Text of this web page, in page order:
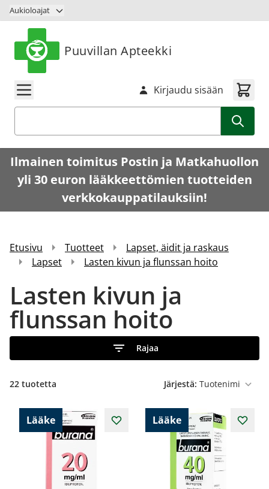
Siirry sisältöön
Aukioloajat
Puuvillan Apteekki
Kirjaudu sisään
Ilmainen toimitus Postin ja Matkahuollon
yli 30 euron lääkkeettömien tuotteiden
verkkokauppatilauksiin!
Etusivu Tuotteet
Lapset, äidit ja raskaus
Lapset
Lasten kivun ja flunssan hoito
Lasten kivun ja
flunssan hoito
Rajaa
22 tuotetta Järjestä:
Lääke Lääke